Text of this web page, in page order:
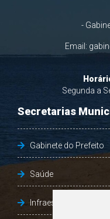
-
Email:
Segunda a
Secretarias
Gabinete do Prefeito
Saúde
Infraestrutura,